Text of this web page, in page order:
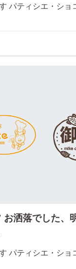
パティシエ・ショ
お洒落でした、
パティシエ・ショ